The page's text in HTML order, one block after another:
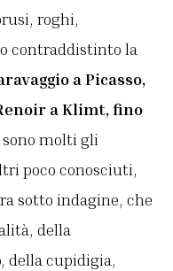
roghi,
contraddistinto la
a Picasso,
a Klimt, fino
sono molti gli
poco conosciuti,
sotto indagine, che
della
della cupidigia,